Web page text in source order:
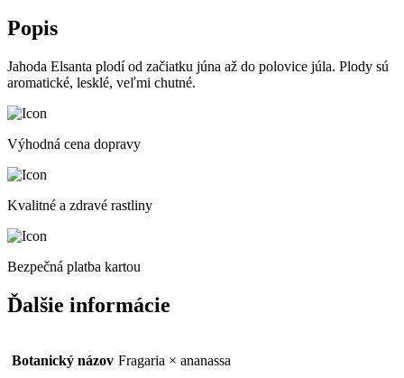
Popis
Jahoda Elsanta plodí od začiatku júna až do polovice júla. Plody sú
aromatické, lesklé, veľmi chutné.
Výhodná cena dopravy
Kvalitné a zdravé rastliny
Bezpečná platba kartou
Ďalšie informácie
Botanický názov Fragaria × ananassa